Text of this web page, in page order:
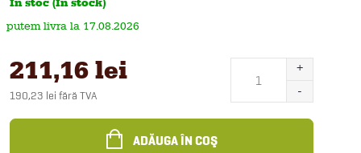
În stoc (In stock)
17.08.2026
211,16 lei
190,23 lei fără TVA
preţ:
ADĂUGA ÎN COŞ